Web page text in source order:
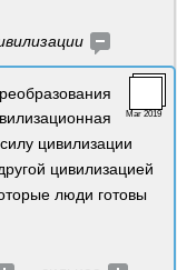
Mar 2019
цивилизации
цивилизацией
люди готовы